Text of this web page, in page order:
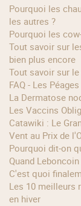
Pourquoi les chauves doivent se méfier du soleil bien plus que
les autres ?
Pourquoi les
Tout savoir sur les plaques d'immatriculation françaises et
bien plus encore
Tout savoir sur
FAQ - Les
La Dermatose
Les Vaccins
Catawiki : Le Grand Bazar de l’Imposture ou l'Art de Vendre du
Vent au Prix de
Pourquoi dit-on
Quand
C'est quoi
Les 10 meilleurs remèdes de grand-mère qu'il faut connaître
en hiver